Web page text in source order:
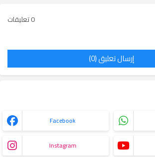
0 تعليقات
إرسال تعليق (0)
Facebook
Instagram